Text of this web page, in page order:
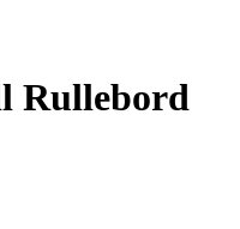
Rullebord